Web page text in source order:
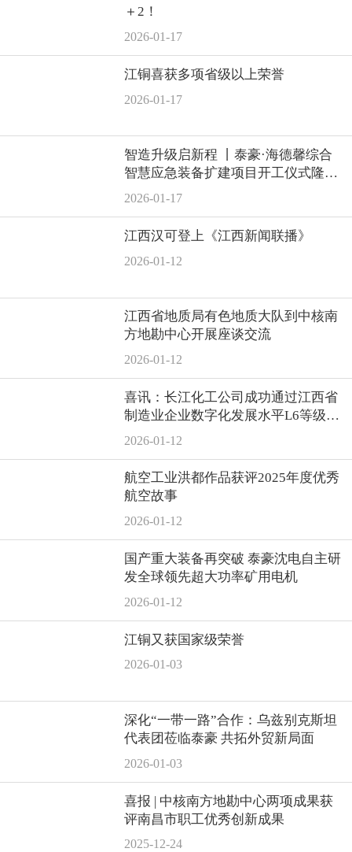
＋2！
2026-01-17
江铜喜获多项省级以上荣誉
2026-01-17
智造升级启新程 丨泰豪·海德馨综合
智慧应急装备扩建项目开工仪式隆重
举行
2026-01-17
江西汉可登上《江西新闻联播》
2026-01-12
江西省地质局有色地质大队到中核南
方地勘中心开展座谈交流
2026-01-12
喜讯：长江化工公司成功通过江西省
制造业企业数字化发展水平L6等级现
场认定！
2026-01-12
航空工业洪都作品获评2025年度优秀
航空故事
2026-01-12
国产重大装备再突破 泰豪沈电自主研
发全球领先超大功率矿用电机
2026-01-12
江铜又获国家级荣誉
2026-01-03
深化“一带一路”合作：乌兹别克斯坦
代表团莅临泰豪 共拓外贸新局面
2026-01-03
喜报 | 中核南方地勘中心两项成果获
评南昌市职工优秀创新成果
2025-12-24